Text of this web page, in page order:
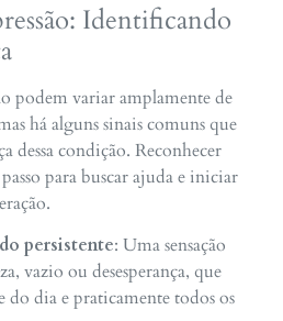
Identificando
podem variar amplamente de
há alguns sinais comuns que
dessa condição. Reconhecer
para buscar ajuda e iniciar
persistente: Uma sensação
vazio ou desesperança, que
do dia e praticamente todos os